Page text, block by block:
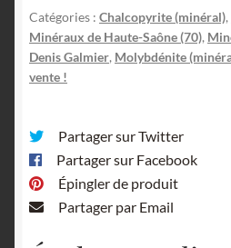
Haute-
Saône.
Catégories : Chalcopyrite (minéral),
Minéraux de Haute-Saône (70),
Denis Galmier, Molybdénite
vente !
Partager sur Twitter
Partager sur Facebook
Épingler de produit
Partager par Email